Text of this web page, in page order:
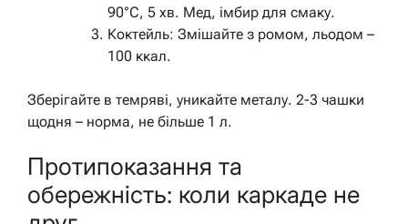
90°C, 5 хв. Мед, імбир для смаку.
Коктейль: Змішайте з ромом, льодом –
100 ккал.
Зберігайте в темряві, уникайте металу. 2-3 чашки
щодня – норма, не більше 1 л.
Протипоказання та
обережність: коли каркаде не